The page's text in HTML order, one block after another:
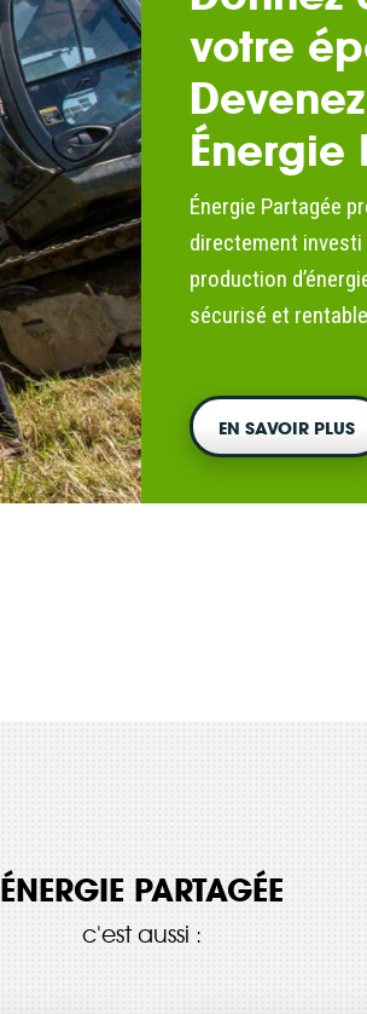
votre
Énergie
Énergie Partagée
directement
production
sécurisé et
EN SAVOIR PLUS
ÉNERGIE PARTAGÉE
c'est aussi :